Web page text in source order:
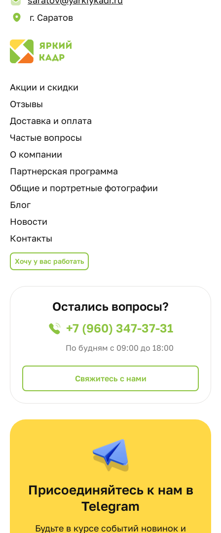
г. Саратов
Акции и скидки
Отзывы
Доставка и оплата
Частые вопросы
О компании
Партнерская программа
Общие и портретные фотографии
Блог
Новости
Контакты
Хочу у вас работать
Остались вопросы?
+7 (960) 347-37-31
По будням с 09:00 до 18:00
Cвяжитесь с нами
Присоединяйтесь к нам в
Telegram
Будьте в курсе событий новинок и